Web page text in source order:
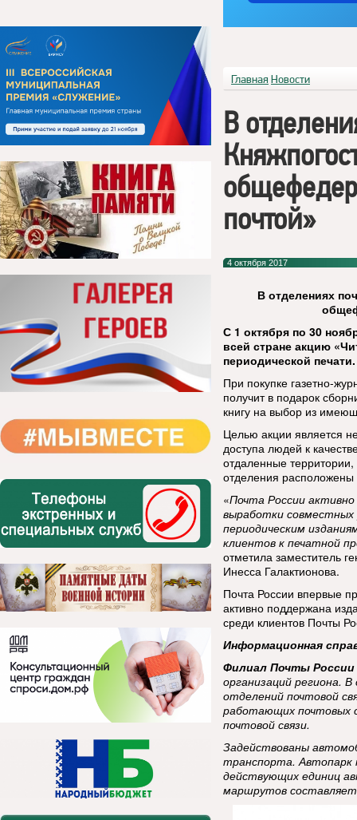
Главная Новости
В
почтой»
4 октября 2017
В отделениях
С 1 октября по 30
всей стране акцию
периодической печати.
При покупке газетно-
получит в подарок
книгу на выбор из
Целью акции является
доступа людей к
отдаленные
отделения расположены
«Почта России
выработки
периодическим
клиентов к печатной
отметила заместитель
Инесса Галактионова.
Почта России впервые
активно поддержана
среди клиентов Почты
Информационная
Филиал Почты России
организаций региона.
отделений почтовой
работающих почтовых
почтовой связи.
Задействованы
транспорта. Автопарк
действующих единиц
маршрутов